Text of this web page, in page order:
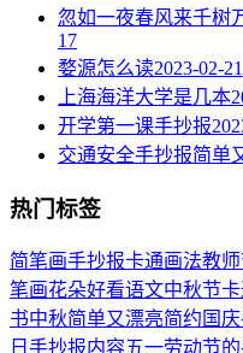
忽如一夜春风来千树
17
婺源怎么读2023-02-21
上海海洋大学是几本
开学第一课手抄报
交通安全手抄报简单
热门标签
简笔画手抄报卡通画法教
笔画花朵好看语文中秋节
书中秋简单又漂亮简约 国
日 手抄报内容五一劳动节